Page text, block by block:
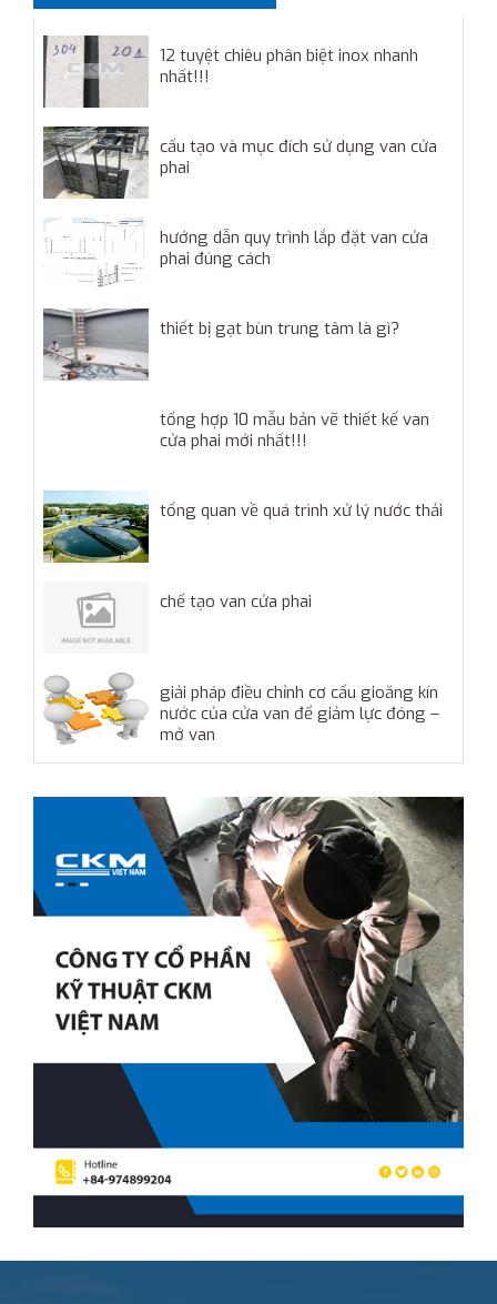
12 tuyệt chiêu phân biệt inox nhanh
nhất!!!
cấu tạo và mục đích sử dụng van cửa
phai
hướng dẫn quy trình lắp đặt van cửa
phai đúng cách
thiết bị gạt bùn trung tâm là gì?
tổng hợp 10 mẫu bản vẽ thiết kế van
cửa phai mới nhất!!!
tổng quan về quá trình xử lý nước thải
chế tạo van cửa phai
giải pháp điều chỉnh cơ cấu gioăng kín
nước của cửa van để giảm lực đóng –
mở van